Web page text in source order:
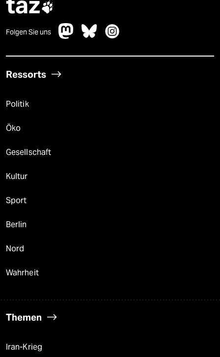

Folgen Sie uns
Ressorts
Politik
Öko
Gesellschaft
Kultur
Sport
Berlin
Nord
Wahrheit
Themen
Iran-Krieg